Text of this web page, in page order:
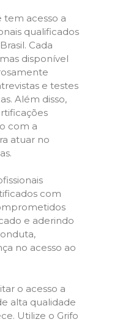
tem acesso a
qualificados
Cada
disponível
e testes
Além disso,
com a
atuar no
com
e aderindo
no acesso ao
o acesso a
alta qualidade
Utilize o Grifo